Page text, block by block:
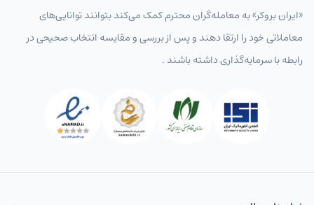
«ایران بروکر» به معامله‌گران محترم کمک می‌کند بتوانند توانایی‌های
معاملاتی خود را ارتقا دهند و پس از بررسی و مقایسه انتخاب‌ صحیحی در
رابطه با سرمایه‌گذاری داشته باشند .